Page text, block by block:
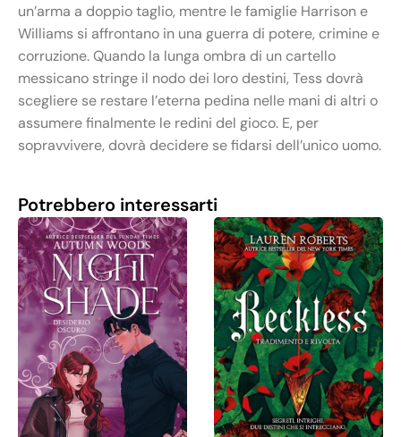
un’arma a doppio taglio, mentre le famiglie Harrison e
Williams si affrontano in una guerra di potere, crimine e
corruzione. Quando la lunga ombra di un cartello
messicano stringe il nodo dei loro destini, Tess dovrà
scegliere se restare l’eterna pedina nelle mani di altri o
assumere finalmente le redini del gioco. E, per
sopravvivere, dovrà decidere se fidarsi dell’unico uomo.
Potrebbero interessarti